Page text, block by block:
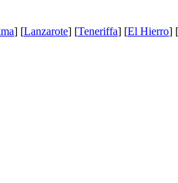
] [Lanzarote] [Teneriffa] [El Hierro] [